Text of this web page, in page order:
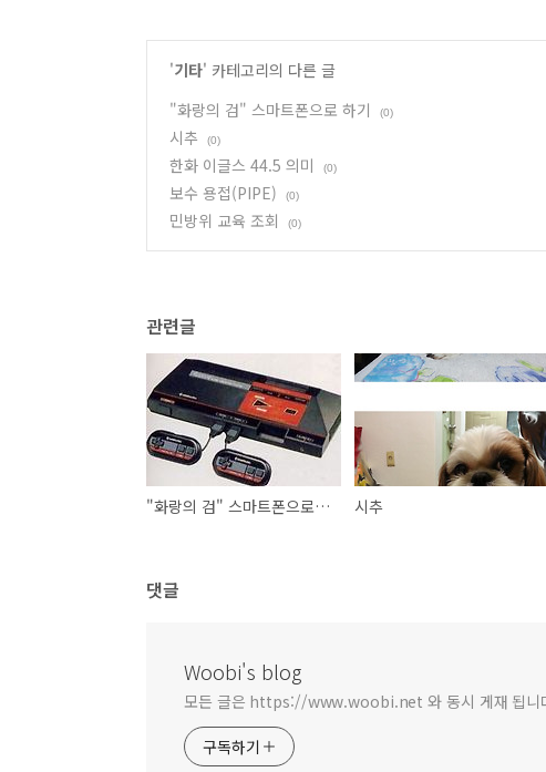
'기타' 카테고리의 다른 글
"화랑의 검" 스마트폰으로 하기
(0)
시추 (0)
한화 이글스 44.5 의미 (0)
보수 용접(PIPE) (0)
민방위 교육 조회 (0)
관련글
"화랑의 검" 스마트폰으로 하기 시추
댓글
Woobi's blog
모든 글은 https://www.woobi.net 와 동시 게재 됩니
구독하기